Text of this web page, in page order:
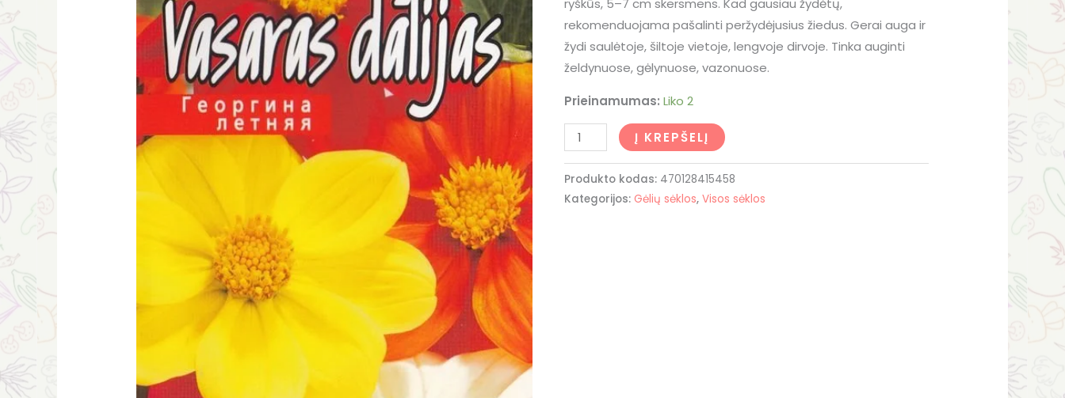
ryškūs, 5–7 cm skersmens. Kad gausiau žydėtų,
rekomenduojama pašalinti peržydėjusius žiedus. Gerai auga ir
žydi saulėtoje, šiltoje vietoje, lengvoje dirvoje. Tinka auginti
želdynuose, gėlynuose, vazonuose.
Prieinamumas: Liko 2
Į KREPŠELĮ
Produkto kodas: 470128415458
Kategorijos: Gėlių sėklos, Visos sėklos